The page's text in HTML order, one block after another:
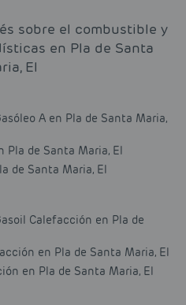
sobre el combustible y
en Pla de Santa
El
A en Pla de Santa Maria,
Pla de Santa Maria, El
de Santa Maria, El
Calefacción en Pla de
en Pla de Santa Maria, El
en Pla de Santa Maria, El